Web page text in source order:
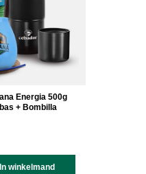
Energia 500g
+ Bombilla
In winkelmand